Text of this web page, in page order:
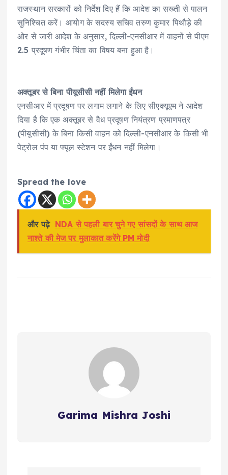
राजस्थान सरकारों को निर्देश दिए हैं कि आदेश का सख्ती से पालन
सुनिश्चित करें। आयोग के सदस्य सचिव तरुण कुमार पिथौड़े की
ओर से जारी आदेश के अनुसार, दिल्ली-एनसीआर में वाहनों से पीएम
2.5 प्रदूषण गंभीर चिंता का विषय बना हुआ है।
अक्तूबर से बिना पीयूसीसी नहीं मिलेगा ईंधन
एनसीआर में प्रदूषण पर लगाम लगाने के लिए सीएक्यूएम ने आदेश
दिया है कि एक अक्तूबर से वैध प्रदूषण नियंत्रण प्रमाणपत्र
(पीयूसीसी) के बिना किसी वाहन को दिल्ली-एनसीआर के किसी भी
पेट्रोल पंप या फ्यूल स्टेशन पर ईंधन नहीं मिलेगा।
Spread the love
और पढ़े NDA से पहली बार चुने गए सांसदों के साथ आज
नाश्ते की मेज पर मुलाकात करेंगे PM मोदी
Garima Mishra Joshi